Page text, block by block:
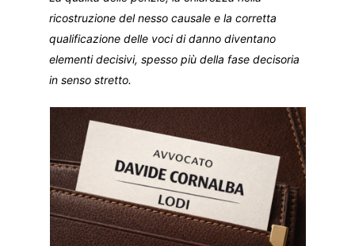
ricostruzione del nesso causale e la corretta
qualificazione delle voci di danno diventano
elementi decisivi, spesso più della fase decisoria
in senso stretto.